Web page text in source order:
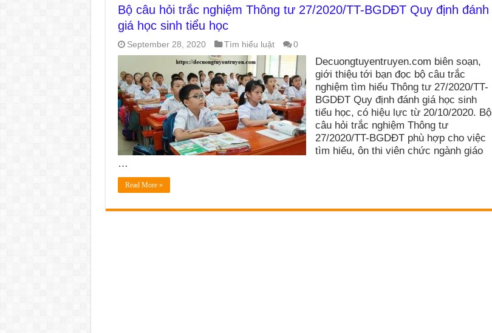
Bộ câu hỏi trắc nghiệm Thông tư 27/2020/TT-BGDĐT Quy định đánh
giá học sinh tiểu học
September 28, 2020 Tìm hiểu luật 0
Decuongtuyentruyen.com biên soạn,
giới thiệu tới bạn đọc bộ câu trắc
nghiệm tìm hiểu Thông tư 27/2020/TT-
BGDĐT Quy định đánh giá học sinh
tiểu học, có hiệu lực từ 20/10/2020. Bộ
câu hỏi trắc nghiệm Thông tư
27/2020/TT-BGDĐT phù hợp cho việc
tìm hiểu, ôn thi viên chức ngành giáo
…
Read More »